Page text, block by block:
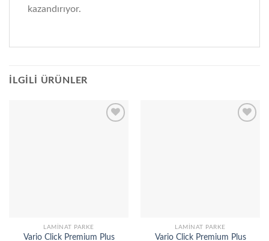
kazandırıyor.
İLGILI ÜRÜNLER
LAMINAT PARKE
Vario Click Premium Plus
LAMINAT PARKE
Vario Click Premium Plus